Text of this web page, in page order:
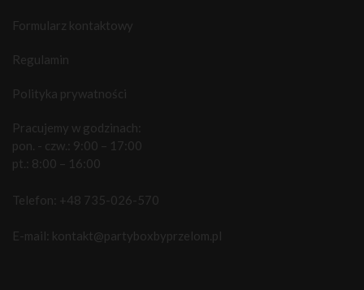
Formularz kontaktowy
Regulamin
Polityka prywatności
Pracujemy w godzinach:
pon. - czw.: 9:00 – 17:00
pt.: 8:00 – 16:00
Telefon: +48 735-026-570
E-mail: kontakt@partyboxbyprzelom.pl